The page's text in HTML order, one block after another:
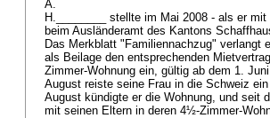
A.
H.________ stellte im Mai 2008 - als er
beim Ausländeramt des Kantons
Das Merkblatt "Familiennachzug" verlangt
als Beilage den entsprechenden
Zimmer-Wohnung ein, gültig ab dem 1.
August reiste seine Frau in die Schweiz
August kündigte er die Wohnung, und seit
mit seinen Eltern in deren 4½-Zimmer-